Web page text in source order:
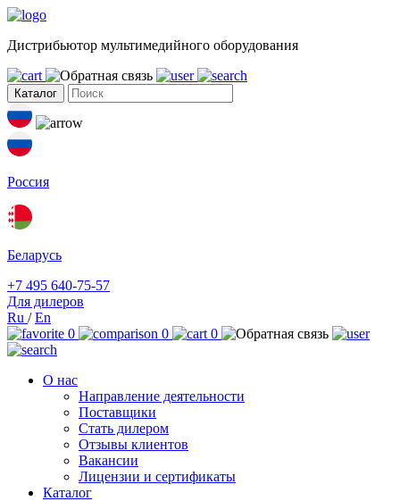
Дистрибьютор мультимедийного оборудования
Каталог
Россия
Беларусь
+7 495 640-75-57
Для дилеров
Ru /En
0
0 0
О нас
Направление деятельности
Поставщики
Стать дилером
Отзывы клиентов
Вакансии
Лицензии и сертификаты
Каталог